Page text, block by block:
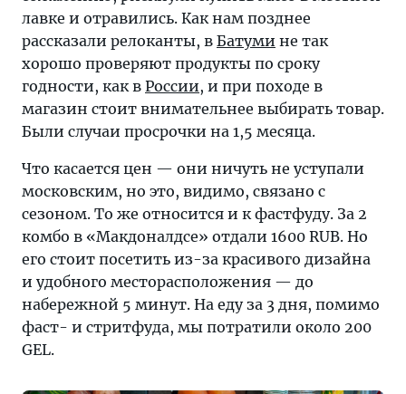
лавке и отравились. Как нам позднее
рассказали релоканты, в Батуми не так
хорошо проверяют продукты по сроку
годности, как в России, и при походе в
магазин стоит внимательнее выбирать товар.
Были случаи просрочки на 1,5 месяца.
Что касается цен — они ничуть не уступали
московским, но это, видимо, связано с
сезоном. То же относится и к фастфуду. За 2
комбо в «Макдоналдсе» отдали 1600 RUB. Но
его стоит посетить из-за красивого дизайна
и удобного месторасположения — до
набережной 5 минут. На еду за 3 дня, помимо
фаст- и стритфуда, мы потратили около 200
GEL.